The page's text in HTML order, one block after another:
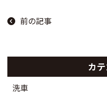
前の記事
カ
洗車